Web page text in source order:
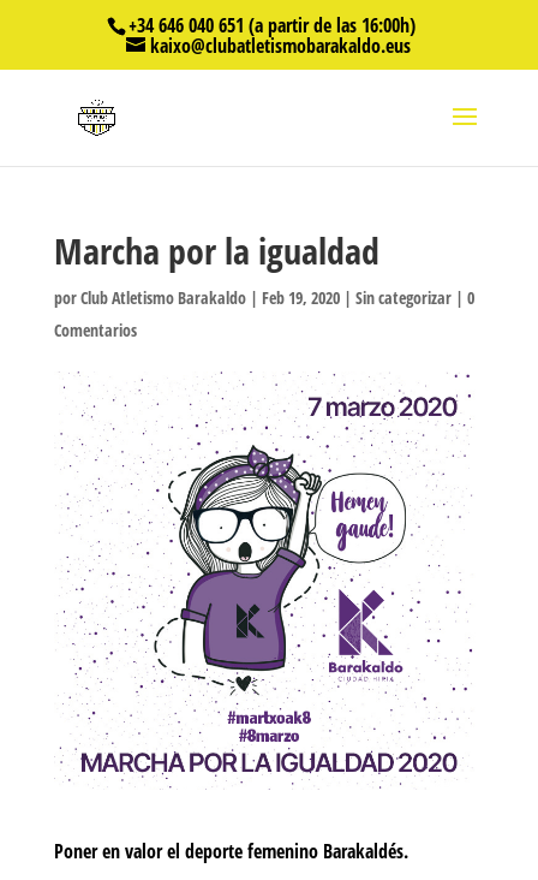
+34 646 040 651 (a partir de las 16:00h)
kaixo@clubatletismobarakaldo.eus
Marcha por la igualdad
porClub Atletismo Barakaldo| Feb 19, 2020| Sin categorizar| 0
Comentarios
Poner en valor el deporte femenino Barakaldés.